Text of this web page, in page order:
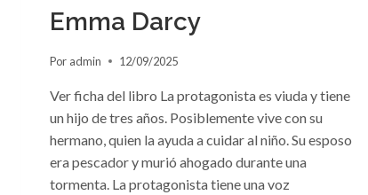
Emma Darcy
Por admin 12/09/2025
Ver ficha del libro La protagonista es viuda y tiene
un hijo de tres años. Posiblemente vive con su
hermano, quien la ayuda a cuidar al niño. Su esposo
era pescador y murió ahogado durante una
tormenta. La protagonista tiene una voz